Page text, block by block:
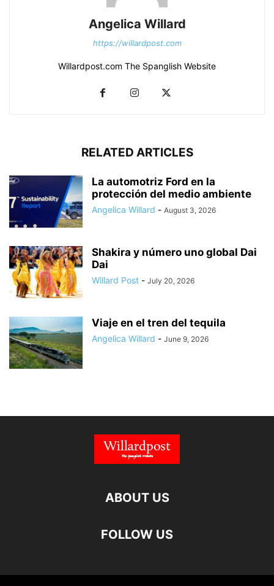
Angelica Willard
https://willardpost.com
Willardpost.com The Spanglish Website
RELATED ARTICLES
La automotriz Ford en la
protección del medio ambiente
Angelica Willard - August 3, 2026
Shakira y número uno global Dai
Dai
Willard Post - July 20, 2026
Viaje en el tren del tequila
Angelica Willard - June 9, 2026
ABOUT US
FOLLOW US